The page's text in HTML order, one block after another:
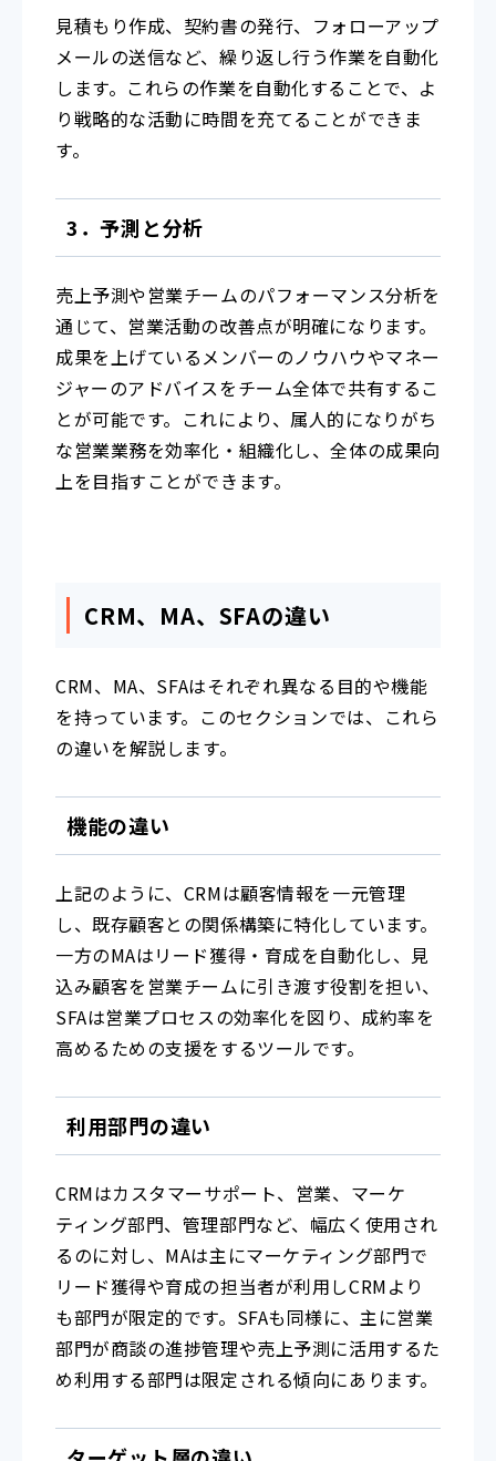
見積もり作成、契約書の発行、フォローアップ
メールの送信など、繰り返し行う作業を自動化
します。これらの作業を自動化することで、よ
り戦略的な活動に時間を充てることができま
す。
3．予測と分析
売上予測や営業チームのパフォーマンス分析を
通じて、営業活動の改善点が明確になります。
成果を上げているメンバーのノウハウやマネー
ジャーのアドバイスをチーム全体で共有するこ
とが可能です。これにより、属人的になりがち
な営業業務を効率化・組織化し、全体の成果向
上を目指すことができます。
CRM、MA、SFAの違い
CRM、MA、SFAはそれぞれ異なる目的や機能
を持っています。このセクションでは、これら
の違いを解説します。
機能の違い
上記のように、CRMは顧客情報を一元管理
し、既存顧客との関係構築に特化しています。
一方のMAはリード獲得・育成を自動化し、見
込み顧客を営業チームに引き渡す役割を担い、
SFAは営業プロセスの効率化を図り、成約率を
高めるための支援をするツールです。
利用部門の違い
CRMはカスタマーサポート、営業、マーケ
ティング部門、管理部門など、幅広く使用され
るのに対し、MAは主にマーケティング部門で
リード獲得や育成の担当者が利用しCRMより
も部門が限定的です。SFAも同様に、主に営業
部門が商談の進捗管理や売上予測に活用するた
め利用する部門は限定される傾向にあります。